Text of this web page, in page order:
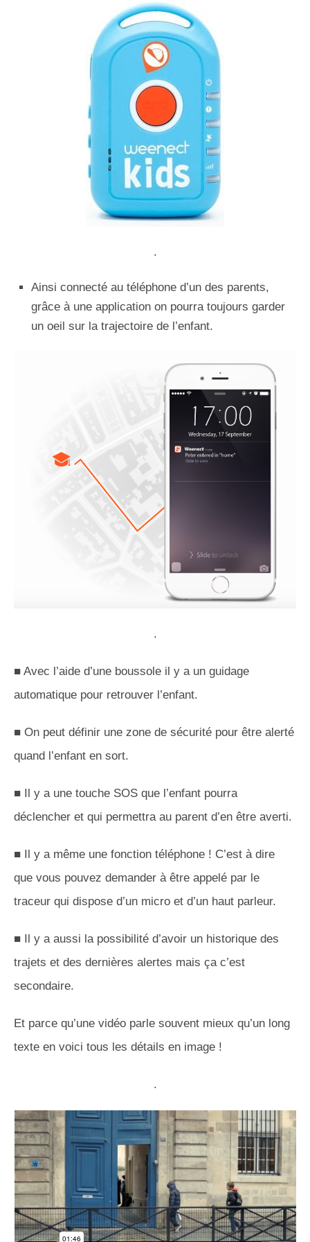
.
Ainsi connecté au téléphone d’un des parents,
grâce à une application on pourra toujours garder
un oeil sur la trajectoire de l’enfant.
.
■ Avec l’aide d’une boussole il y a un guidage
automatique pour retrouver l’enfant.
■ On peut définir une zone de sécurité pour être alerté
quand l’enfant en sort.
■ Il y a une touche SOS que l’enfant pourra
déclencher et qui permettra au parent d’en être averti.
■ Il y a même une fonction téléphone ! C’est à dire
que vous pouvez demander à être appelé par le
traceur qui dispose d’un micro et d’un haut parleur.
■ Il y a aussi la possibilité d’avoir un historique des
trajets et des dernières alertes mais ça c’est
secondaire.
Et parce qu’une vidéo parle souvent mieux qu’un long
texte en voici tous les détails en image !
.